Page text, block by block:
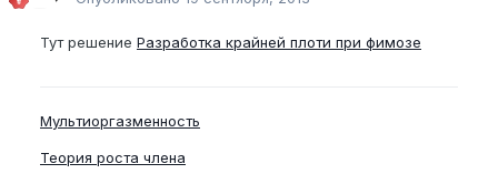
Тут решение Разработка крайней плоти при фимозе
Мультиоргазменность
Теория роста члена